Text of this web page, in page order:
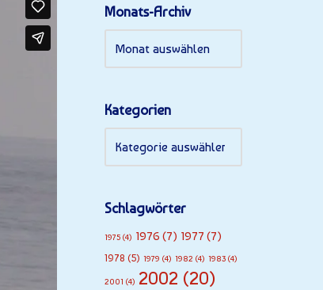
Monats-Archiv
Kategorien
Schlagwörter
1975 (4) 1976 (7) 1977 (7)
1978 (5) 1979 (4) 1982 (4) 1983 (4)
2001 (4) 2002 (20)